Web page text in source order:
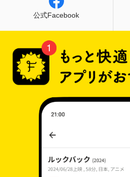
公式Facebook